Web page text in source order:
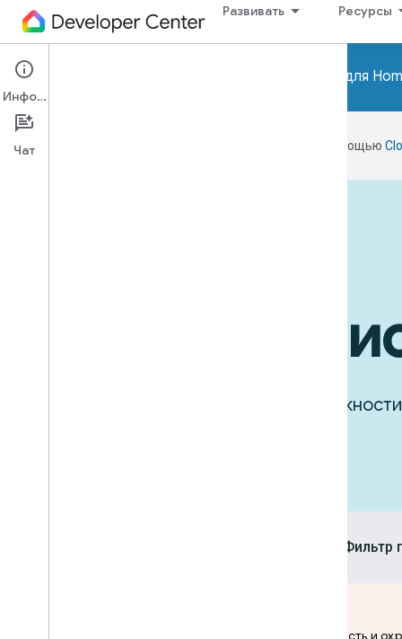
Развивать Ресурсы
Берегись! Программы Developer Preview для
Эта страница переведена с помощью
Сценарии
Вдохновляйтесь, исследуя
Информация
Чат